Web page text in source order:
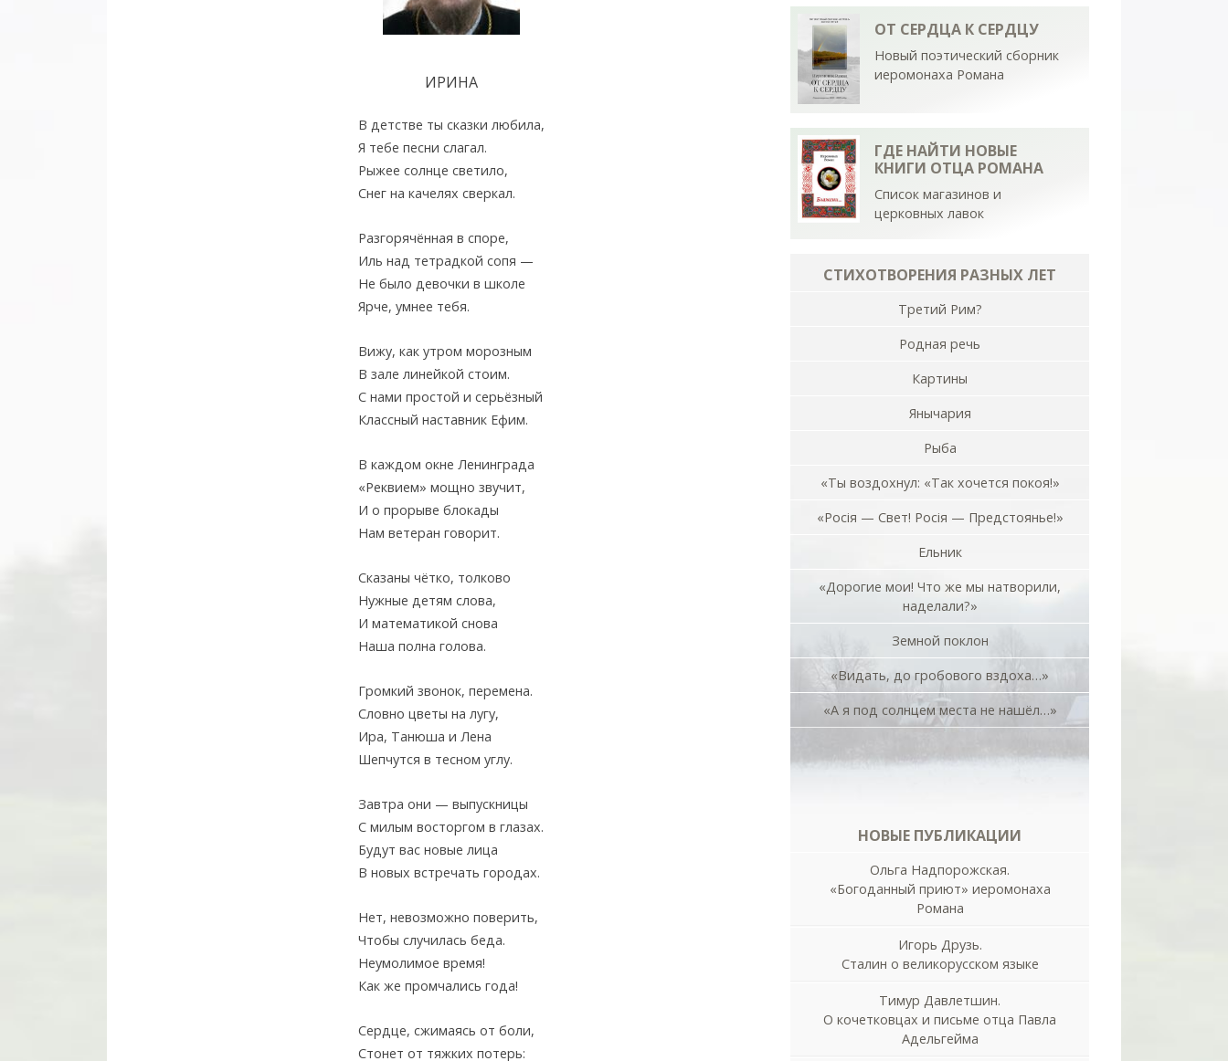
ИРИНА
В детстве ты сказки любила,
Я тебе песни слагал.
Рыжее солнце светило,
Снег на качелях сверкал.
Разгорячённая в споре,
Иль над тетрадкой сопя —
Не было девочки в школе
Ярче, умнее тебя.
Вижу, как утром морозным
В зале линейкой стоим.
С нами простой и серьёзный
Классный наставник Ефим.
В каждом окне Ленинграда
«Реквием» мощно звучит,
И о прорыве блокады
Нам ветеран говорит.
Сказаны чётко, толково
Нужные детям слова,
И математикой снова
Наша полна голова.
Громкий звонок, перемена.
Словно цветы на лугу,
Ира, Танюша и Лена
Шепчутся в тесном углу.
Завтра они — выпускницы
С милым восторгом в глазах.
Будут вас новые лица
В новых встречать городах.
Нет, невозможно поверить,
Чтобы случилась беда.
Неумолимое время!
Как же промчались года!
Сердце, сжимаясь от боли,
Стонет от тяжких потерь:
ОТ СЕРДЦА К СЕРДЦУ
Новый поэтический сборник
иеромонаха Романа
ГДЕ НАЙТИ НОВЫЕ
КНИГИ ОТЦА РОМАНА
Список магазинов и
церковных лавок
СТИХОТВОРЕНИЯ РАЗНЫХ ЛЕТ
Третий Рим?
Родная речь
Картины
Янычария
Рыба
«Ты воздохнул: «Так хочется покоя!»
«Росiя — Свет! Росiя — Предстоянье!»
Ельник
«Дорогие мои! Что же мы натворили,
наделали?»
Земной поклон
«Видать, до гробового вздоха…»
«А я под солнцем места не нашёл…»
НОВЫЕ ПУБЛИКАЦИИ
Ольга Надпорожская.
«Богоданный приют» иеромонаха
Романа
Игорь Друзь.
Сталин о великорусском языке
Тимур Давлетшин.
О кочетковцах и письме отца Павла
Адельгейма